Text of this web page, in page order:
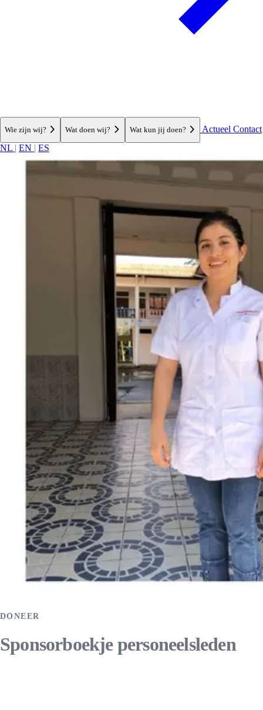
Wie zijn wij? Wat doen wij? Wat kun jij doen? Actueel Contact
NL | EN | ES
DONEER
Sponsorboekje personeelsleden